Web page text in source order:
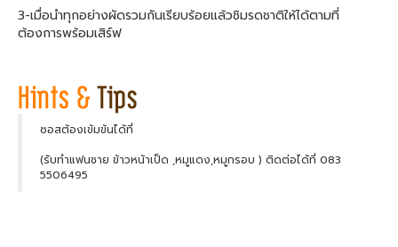
3-เมื่อนำทุกอย่างผัดรวมกันเรียบร้อยแล้วชิมรดชาติให้ได้ตามที่
ต้องการพร้อมเสิร์ฟ
ซอสต้องเข้มข้นได้ที่
(รับทำแฟนชาย ข้าวหน้าเป็ด ,หมูแดง,หมูกรอบ ) ติดต่อได้ที่ 083
5506495